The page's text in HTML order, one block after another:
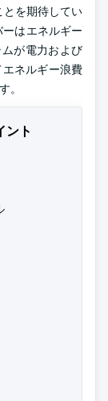
とを期待してい
はエネルギー
が電力および
ネルギー浪費
。
ント